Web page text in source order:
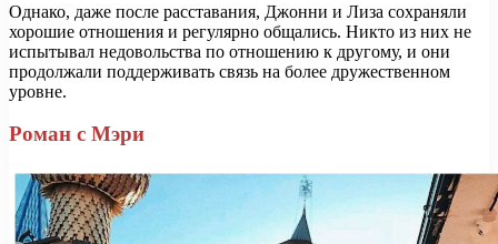
Однако, даже после расставания, Джонни и Лиза сохраняли
хорошие отношения и регулярно общались. Никто из них не
испытывал недовольства по отношению к другому, и они
продолжали поддерживать связь на более дружественном
уровне.
Роман с Мэри